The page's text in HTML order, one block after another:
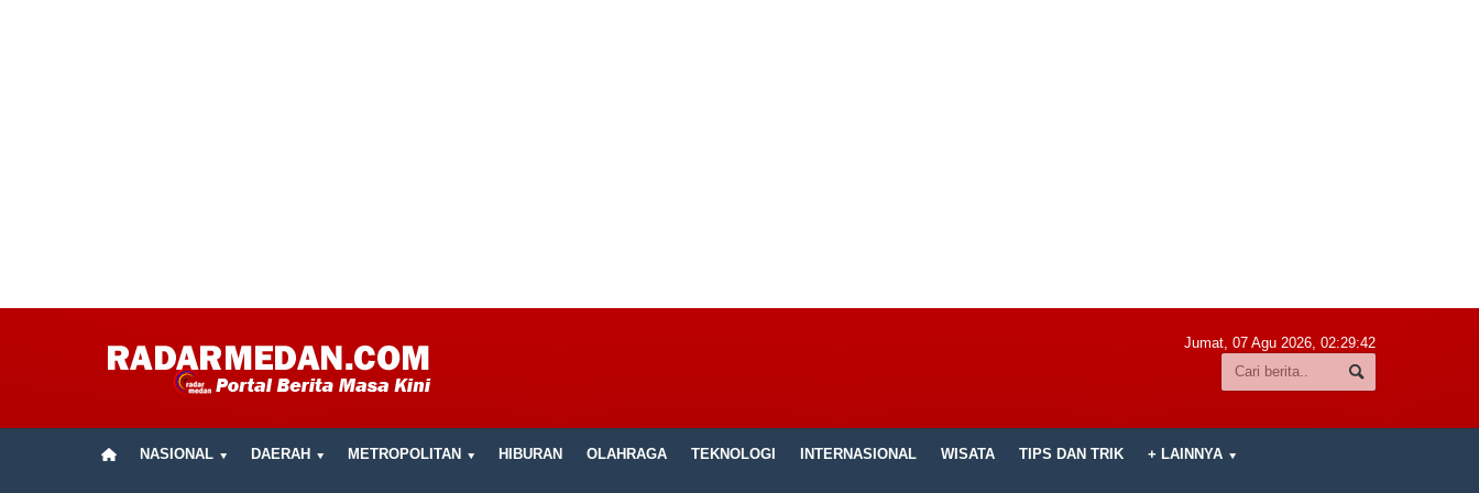
Jumat, 07 Agu 2026, 02:29:43
NASIONAL DAERAH METROPOLITAN HIBURAN OLAHRAGA TEKNOLOGI INTERNASIONAL WISATA TIPS DAN TRIK + LAINNYA